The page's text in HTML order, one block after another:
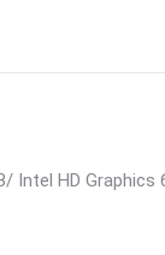
Intel HD